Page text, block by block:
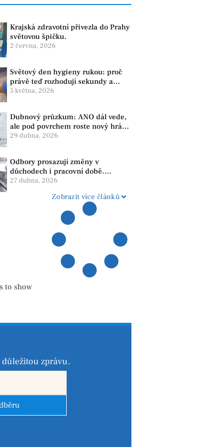
Krajská zdravotní přivezla do Prahy
světovou špičku.
2 června, 2026
Světový den hygieny rukou: proč
právě teď rozhodují sekundy a
správné mytí rukou
5 května, 2026
Dubnový průzkum: ANO dál vede,
ale pod povrchem roste nový hráč.
Strana PRO se drží nejvýš mezi
29 dubna, 2026
Odbory prosazují změny v
důchodech i pracovní době.
Dopady pocítí i lidé v našem
27 dubna, 2026
Zobrazit více článků
to show
důležitou zprávu.